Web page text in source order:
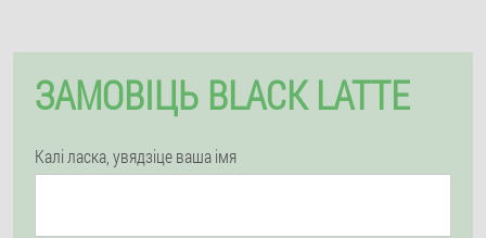
ЗАМОВІЦЬ BLACK LATTE
Калі ласка, увядзіце ваша імя